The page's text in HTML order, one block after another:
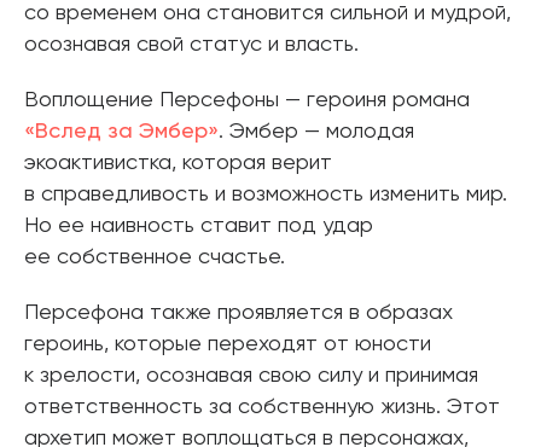
со временем она становится сильной и мудрой,
осознавая свой статус и власть.
Воплощение Персефоны — героиня романа
«Вслед за Эмбер». Эмбер — молодая
экоактивистка, которая верит
в справедливость и возможность изменить мир.
Но ее наивность ставит под удар
ее собственное счастье.
Персефона также проявляется в образах
героинь, которые переходят от юности
к зрелости, осознавая свою силу и принимая
ответственность за собственную жизнь. Этот
архетип может воплощаться в персонажах,